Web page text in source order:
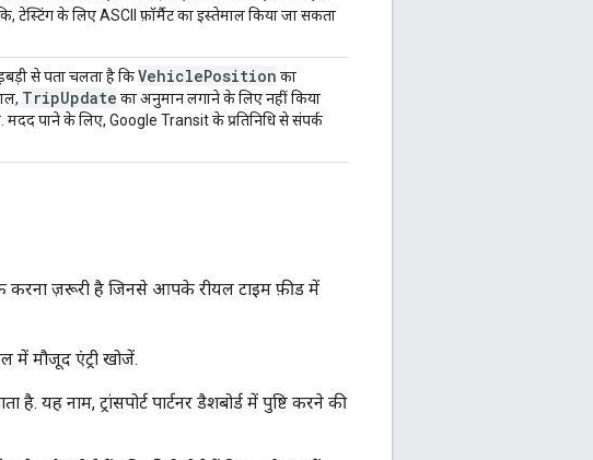
टेस्टिंग के लिए ASCII फ़ॉर्मैट का इस्तेमाल किया जा सकता
से पता चलता है किVehiclePosition का
TripUpdate का अनुमान लगाने के लिए नहीं किया
मदद पाने के लिए, Google Transit के प्रतिनिधि से संपर्क
करना ज़रूरी है जिनसे आपके रीयल टाइम फ़ीड में
में मौजूद एंट्री खोजें.
नाम, ट्रांसपोर्ट पार्टनर डैशबोर्ड में पुष्टि करने की